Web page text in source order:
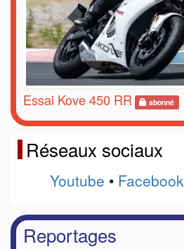
Essai Kove 450 RR abonné
Réseaux sociaux
Youtube • Facebook
Reportages